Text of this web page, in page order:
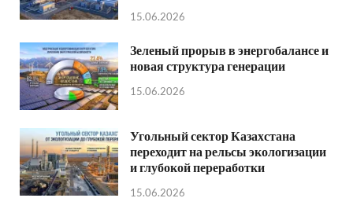
15.06.2026
Зеленый прорыв в энергобалансе и
новая структура генерации
15.06.2026
Угольный сектор Казахстана
переходит на рельсы экологизации
и глубокой переработки
15.06.2026